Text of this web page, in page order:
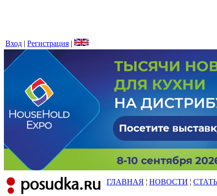
Вход | Регистрация |
ГЛАВНАЯ ¦ НОВОСТИ ¦